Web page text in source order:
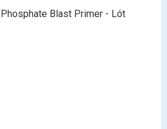
Blast Primer - Lót